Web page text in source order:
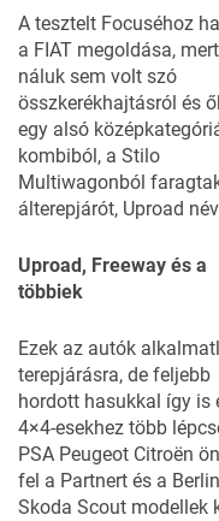
A tesztelt Focuséhoz
a FIAT megoldása, mert
náluk sem volt szó
összkerékhajtásról és
egy alsó
kombiból, a Stilo
Multiwagonból
álterepjárót, Uproad
Uproad, Freeway és a
többiek
Ezek az autók
terepjárásra, de feljebb
hordott hasukkal így is
4×4-esekhez több
PSA Peugeot Citroën
fel a Partnert és a
Skoda Scout modellek